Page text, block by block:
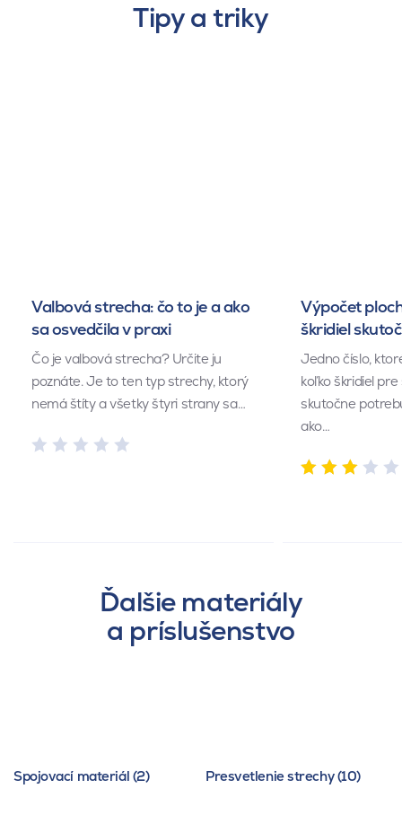
Tipy a triky
Valbová strecha: čo to je a ako
sa osvedčila v praxi
Čo je valbová strecha? Určite ju
poznáte. Je to ten typ strechy, ktorý
nemá štíty a všetky štyri strany sa…
Výpočet
škridiel
Jedno číslo,
koľko škridiel
skutočne
ako…
Ďalšie materiály
a príslušenstvo
Spojovací materiál (2) Presvetlenie strechy (10)